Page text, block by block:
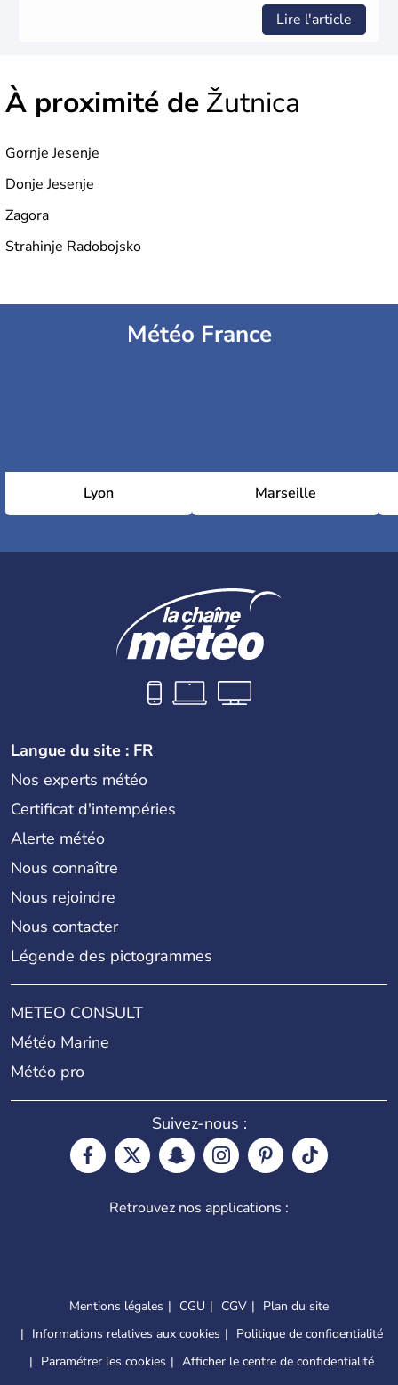
Lire l'article
À proximité de Žutnica
Gornje Jesenje
Donje Jesenje
Zagora
Strahinje Radobojsko
Météo France
Lyon Marseille
Langue du site : FR
Nos experts météo
Certificat d'intempéries
Alerte météo
Nous connaître
Nous rejoindre
Nous contacter
Légende des pictogrammes
METEO CONSULT
Météo Marine
Météo pro
Suivez-nous :
Retrouvez nos applications :
Mentions légales CGU CGV
Plan du site
Informations relatives aux cookies
Politique de confidentialité
Paramétrer les cookies
Afficher le centre de confidentialité